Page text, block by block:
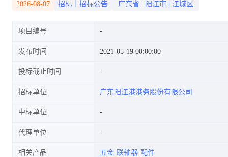
2026-08-07 招标｜招标公告 广东省 阳江市 江城区
项目编号
发布时间 2021-05-19 00:00:00
投标截止时间
招标单位 广东阳江港港务股份有限公司
中标单位
代理单位
相关产品 五金 联轴器 配件